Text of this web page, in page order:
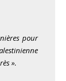
pour
».